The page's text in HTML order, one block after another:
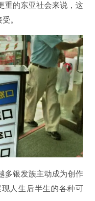
重的东亚社会来说，这
。
多银发族主动成为创作
人生后半生的各种可